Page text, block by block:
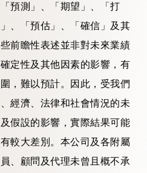
預測」、「期望」、「打
、「預估」、「確信」及其
前瞻性表述並非對未來業績
定性及其他因素的影響，有
，難以預計。因此，受我們
經濟、法律和社會情況的未
假設的影響，實際結果可能
較大差別。本公司及各附屬
、顧問及代理未曾且概不承